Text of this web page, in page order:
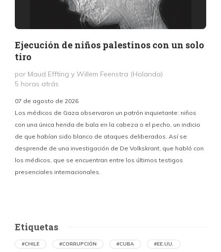
Ejecución de niños palestinos con un solo
tiro
por Maud Effting y Willem Feenstra (Holanda)
5 horas atrás
07 de agosto de 2026
Los médicos de Gaza observaron un patrón inquietante: niños
con una única herida de bala en la cabeza o el pecho, un indicio
de que habían sido blanco de ataques deliberados. Así se
desprende de una investigación de De Volkskrant, que habló con
los médicos, que se encuentran entre los últimos testigos
presenciales internacionales.
Etiquetas
#CHILE #CORRUPCIÓN #CUBA #EE.UU.